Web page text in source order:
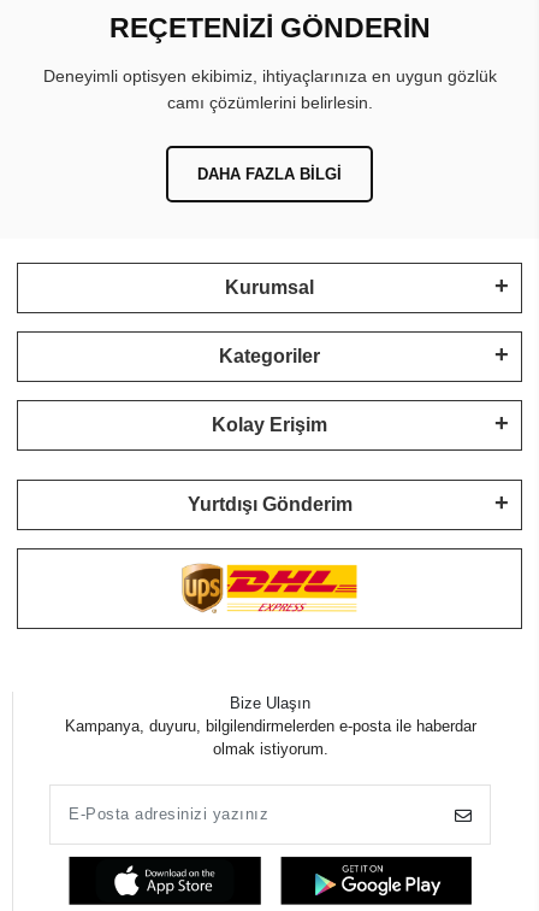
REÇETENİZİ GÖNDERİN
Deneyimli optisyen ekibimiz, ihtiyaçlarınıza en uygun gözlük
camı çözümlerini belirlesin.
DAHA FAZLA BILGI
Kurumsal
Kategoriler
Kolay Erişim
Yurtdışı Gönderim
Bize Ulaşın
Kampanya, duyuru, bilgilendirmelerden e-posta ile haberdar
olmak istiyorum.